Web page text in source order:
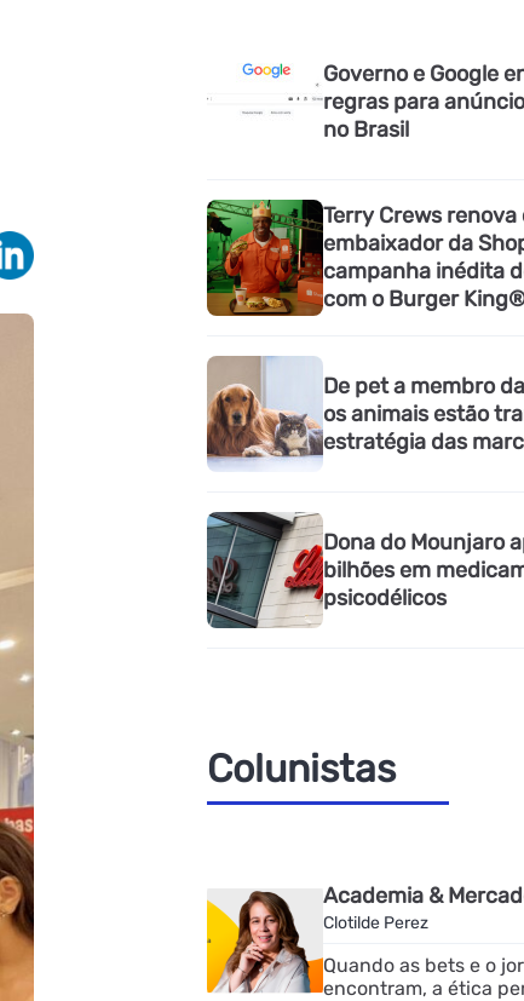
Governo e Google
regras para
no Brasil
Terry Crews renova
embaixador da
campanha inédita
com o Burger
De pet a membro
os animais estão
estratégia das
Dona do Mounjaro
bilhões em
psicodélicos
Colunistas
Academia &
Clotilde Perez
Quando as bets e o
encontram, a ética